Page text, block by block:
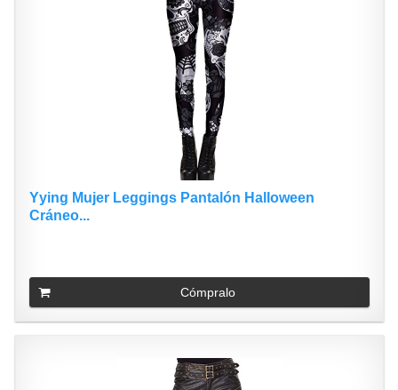
Yying Mujer Leggings Pantalón Halloween
Cráneo...
Cómpralo